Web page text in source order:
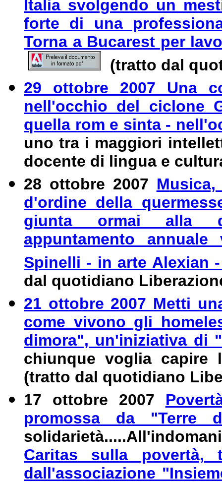
Italia svolgendo un
forte di una
Torna a Bucarest per
(tratto dal
29 ottobre 2007 Una
nell'occhio del ciclone
quella rom e sinta -
uno tra i maggiori
docente di lingua e
28 ottobre 2007 M
d'ordine della
giunta ormai alla
appuntamento
Spinelli - in arte Alexian
dal quotidiano
21 ottobre 2007 Metti
come vivono gli
dimora", un'iniziativa di
chiunque voglia capire
(tratto dal quotidiano
17 ottobre 2007
promossa da
solidarietà.....A
Caritas sulla povertà,
dall'associazione